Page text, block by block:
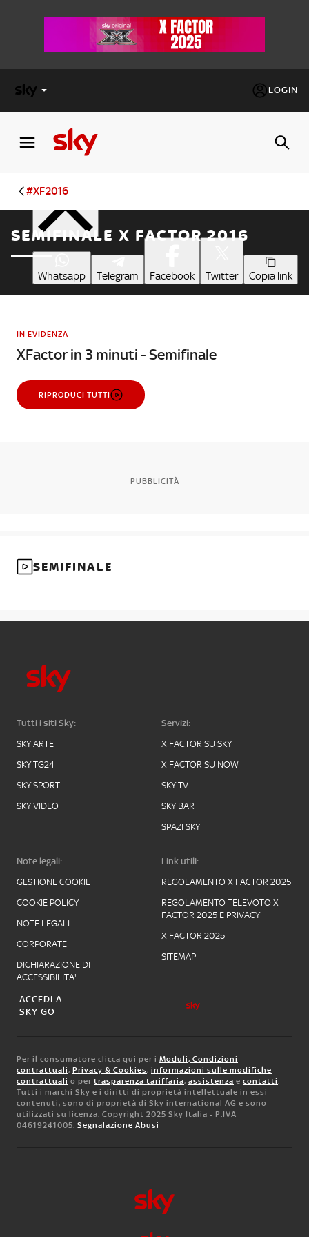
LOGIN
FACTOR
EXPRESS
Cos’altro vedere:
PROGRAMMI SKY
Un mondo di offerte:
SKY.IT
#XF2016
SEMIFINALE X FACTOR 2016
Whatsapp Telegram Facebook Twitter Copia link
IN EVIDENZA
XFactor in 3 minuti - Semifinale
RIPRODUCI TUTTI
PUBBLICITÀ
SEMIFINALE
Tutti i siti Sky:
SKY ARTE
SKY TG24
SKY SPORT
SKY VIDEO
Servizi:
X FACTOR SU SKY
X FACTOR SU NOW
SKY TV
SKY BAR
SPAZI SKY
Note legali:
GESTIONE COOKIE
COOKIE POLICY
NOTE LEGALI
CORPORATE
DICHIARAZIONE DI
ACCESSIBILITA'
Link utili:
REGOLAMENTO X FACTOR 2025
REGOLAMENTO TELEVOTO X
FACTOR 2025 E PRIVACY
X FACTOR 2025
SITEMAP
ACCEDI A
SKY GO
Per il consumatore clicca qui per i Moduli, Condizioni
contrattuali, Privacy & Cookies, informazioni sulle modifiche
contrattuali o per trasparenza tariffaria, assistenza e contatti.
Tutti i marchi Sky e i diritti di proprietà intellettuale in essi
contenuti, sono di proprietà di Sky international AG e sono
utilizzati su licenza. Copyright 2025 Sky Italia - P.IVA
04619241005. Segnalazione Abusi